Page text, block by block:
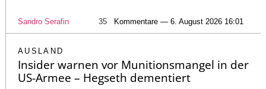
Sandro Serafin 35 Kommentare — 6. August 2026 16:01
AUSLAND
Insider warnen vor Munitionsmangel in der
US-Armee – Hegseth dementiert